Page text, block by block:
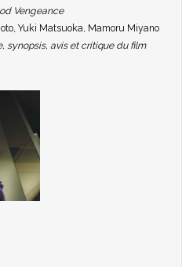
Vengeance
Yuki Matsuoka, Mamoru Miyano
synopsis, avis et critique du film